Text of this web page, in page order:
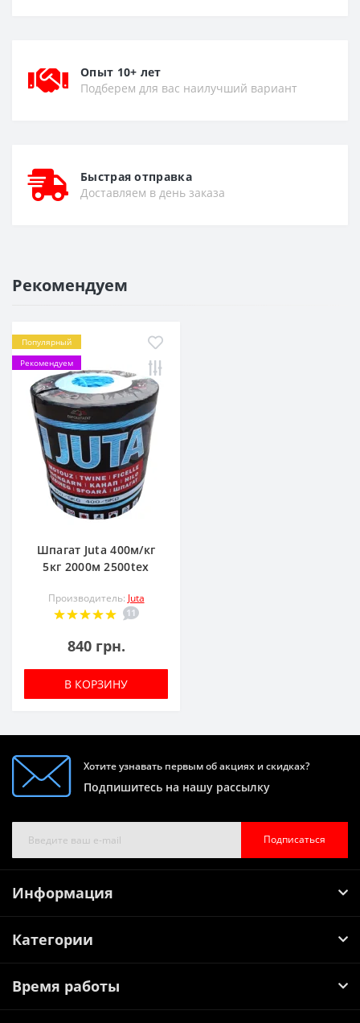
Опыт 10+ лет
Подберем для вас наилучший вариант
Быстрая отправка
Доставляем в день заказа
Рекомендуем
Популярный
Рекомендуем
Шпагат Juta 400м/кг
5кг 2000м 2500tex
Производитель: Juta
11
840 грн.
В КОРЗИНУ
Хотите узнавать первым об акциях и скидках?
Подпишитесь на нашу рассылку
Подписаться
Информация
Категории
Время работы